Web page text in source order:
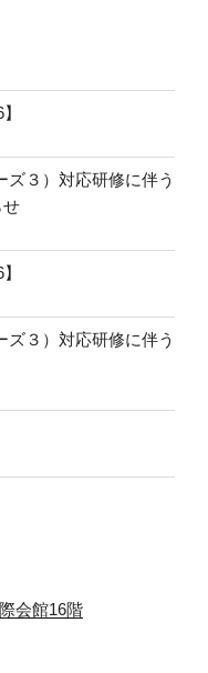
ズ３）対応研修に伴う
せ
ズ３）対応研修に伴う
会館16階